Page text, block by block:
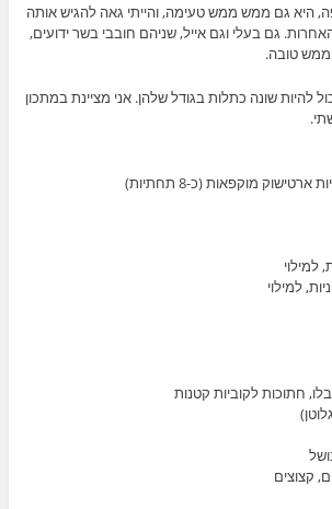
היא גם ממש ממש טעימה, והייתי גאה להגיש אותה
גם בעלי וגם אייל, שניהם חובבי בשר ידועים,
ממש טובה.
להיות שונה כתלות בגודל שלהן. אני מציינת במתכון